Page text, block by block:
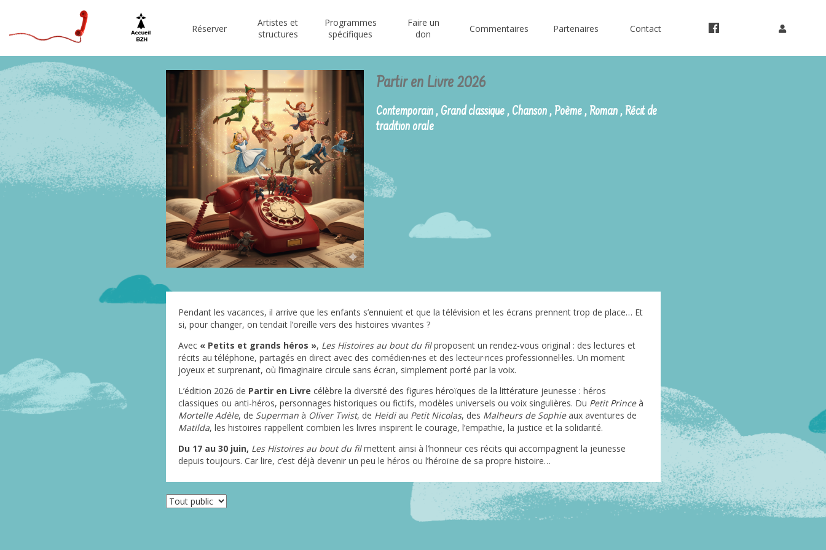
Réserver
Artistes et
structures
Programmes
spécifiques
Faire un
don
Commentaires Partenaires Contact
Partir en Livre 2026
Contemporain , Grand classique , Chanson , Poème , Roman , Récit de
tradition orale
Pendant les vacances, il arrive que les enfants s’ennuient et que la télévision et les écrans prennent trop de place… Et
si, pour changer, on tendait l’oreille vers des histoires vivantes ?
Avec « Petits et grands héros », Les Histoires au bout du filproposent un rendez-vous original : des lectures et
récits au téléphone, partagés en direct avec des comédien·nes et des lecteur·rices professionnel·les. Un moment
joyeux et surprenant, où l’imaginaire circule sans écran, simplement porté par la voix.
L’édition 2026 de Partir en Livre célèbre la diversité des figures héroïques de la littérature jeunesse : héros
classiques ou anti-héros, personnages historiques ou fictifs, modèles universels ou voix singulières. Du Petit Princeà
Mortelle Adèle, de Supermanà Oliver Twist, de Heidiau Petit Nicolas, des Malheurs de Sophieaux aventures de
Matilda, les histoires rappellent combien les livres inspirent le courage, l’empathie, la justice et la solidarité.
Du 17 au 30 juin, Les Histoires au bout du filmettent ainsi à l’honneur ces récits qui accompagnent la jeunesse
depuis toujours. Car lire, c’est déjà devenir un peu le héros ou l’héroïne de sa propre histoire…